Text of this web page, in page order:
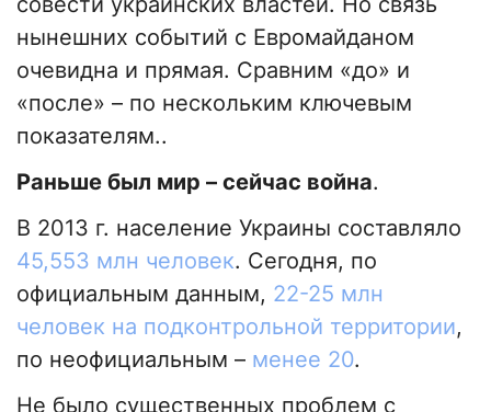
нынешних событий с Евромайданом
очевидна и прямая. Сравним «до» и
«после» – по нескольким ключевым
показателям..
Раньше был мир – сейчас война.
В 2013 г. население Украины составляло
45,553 млн человек. Сегодня, по
официальным данным, 22-25 млн
человек на подконтрольной территории,
по неофициальным – менее 20.
Не было существенных проблем с